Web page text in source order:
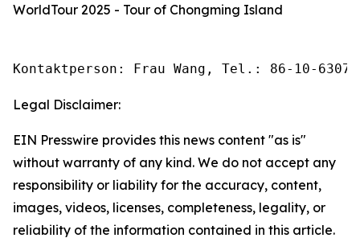
WorldTour 2025 - Tour of Chongming Island
Kontaktperson: Frau Wang, Tel.: 86-10-
Legal Disclaimer:
EIN Presswire provides this news content "as is"
without warranty of any kind. We do not accept any
responsibility or liability for the accuracy, content,
images, videos, licenses, completeness, legality, or
reliability of the information contained in this article.